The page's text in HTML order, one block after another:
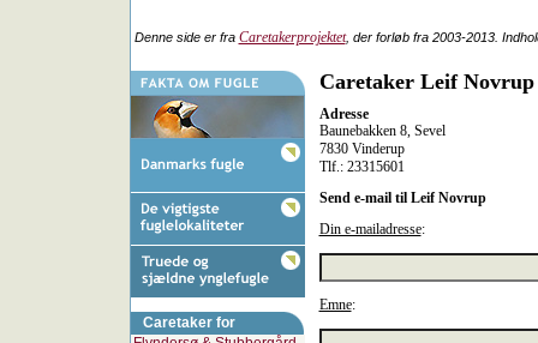
Denne side er fra Caretakerprojektet, der forløb fra 2003-2013.
Caretaker for
Caretaker Leif Novrup
Adresse
Baunebakken 8, Sevel
7830 Vinderup
Tlf.: 23315601
Send e-mail til Leif Novrup
Din e-mailadresse:
Emne: